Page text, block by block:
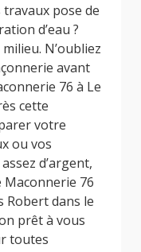
pose de
d’eau ?
N’oubliez
avant
76 à Le
cette
votre
ou vos
d’argent,
Maconnerie 76
Robert dans le
prêt à vous
toutes